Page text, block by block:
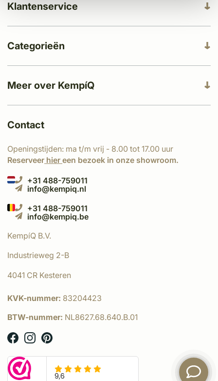
Meer over KempíQ
Klantenservice
Categorieën
Contact
Openingstijden: ma t/m vrij - 8.00 tot 17.00 uur
Reserveer hier een bezoek in onze showroom.
+31 488-759011
info@kempiq.nl
+31 488-759011
info@kempiq.be
KempíQ B.V.
Industrieweg 2-B
4041 CR Kesteren
KVK-nummer: 83204423
BTW-nummer: NL8627.68.640.B.01